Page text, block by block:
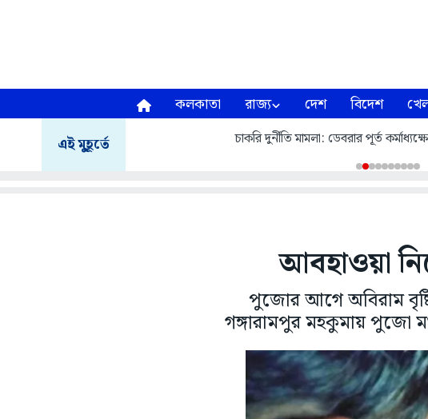
কলকাতা রাজ্য দেশ বিদেশ
এই মুহূর্তে চাকরি দুর্নীতি মামলা: ডেবরার পূর্ত
আবহাওয়া
পুজোর আগে অবিরাম
গঙ্গারামপুর মহকুমায় পুজো